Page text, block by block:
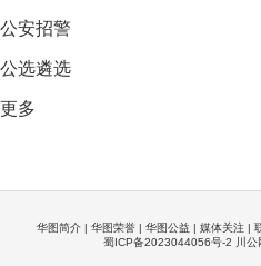
公安招警
公选遴选
更多
华图简介| 华图荣誉| 华图公益 | 媒体关注|
蜀ICP备2023044056号-2 川